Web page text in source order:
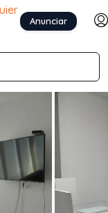
Anunciar